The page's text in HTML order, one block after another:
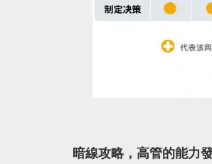
暗線攻略，高管的能力